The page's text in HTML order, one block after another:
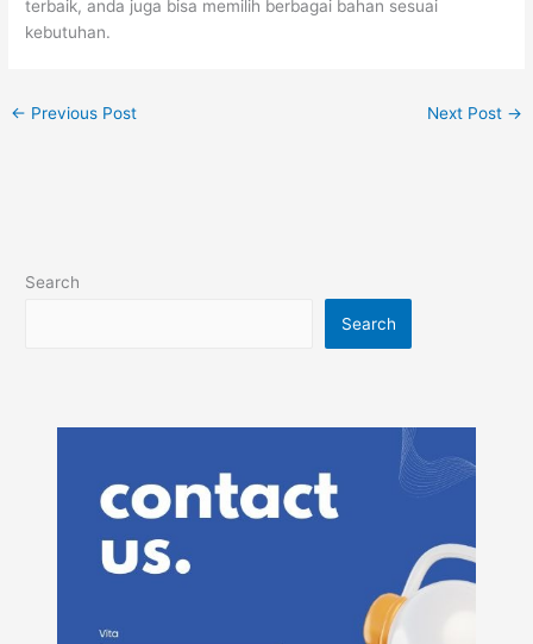
terbaik, anda juga bisa memilih berbagai bahan sesuai
kebutuhan.
← Previous Post Next Post →
Search
Search